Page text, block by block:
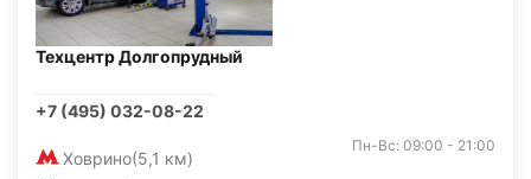
Техцентр Долгопрудный
+7 (495) 032-08-22
Ховрино(5,1 км)
Пн-Вс: 09:00 - 21:00